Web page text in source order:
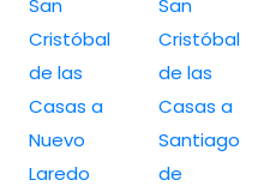
San
Cristóbal
de las
Casas a
Nuevo
Laredo
San
Cristóbal
de las
Casas a
Santiago
de